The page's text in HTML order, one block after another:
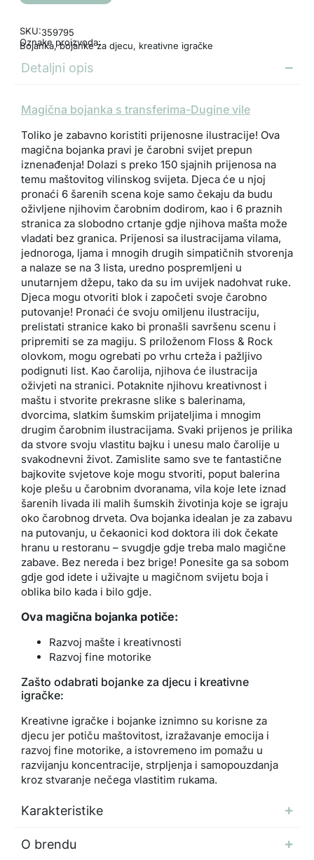
SKU:359795
Oznake proizvoda:
Bojanka,bojanke za djecu, kreativne igračke
Detaljni opis
Magična bojanka s transferima-Dugine vile
Toliko je zabavno koristiti prijenosne ilustracije! Ova
magična bojanka pravi je čarobni svijet prepun
iznenađenja! Dolazi s preko 150 sjajnih prijenosa na
temu maštovitog vilinskog svijeta. Djeca će u njoj
pronaći 6 šarenih scena koje samo čekaju da budu
oživljene njihovim čarobnim dodirom, kao i 6 praznih
stranica za slobodno crtanje gdje njihova mašta može
vladati bez granica. Prijenosi sa ilustracijama vilama,
jednoroga, ljama i mnogih drugih simpatičnih stvorenja
a nalaze se na 3 lista, uredno pospremljeni u
unutarnjem džepu, tako da su im uvijek nadohvat ruke.
Djeca mogu otvoriti blok i započeti svoje čarobno
putovanje! Pronaći će svoju omiljenu ilustraciju,
prelistati stranice kako bi pronašli savršenu scenu i
pripremiti se za magiju. S priloženom Floss & Rock
olovkom, mogu ogrebati po vrhu crteža i pažljivo
podignuti list. Kao čarolija, njihova će ilustracija
oživjeti na stranici. Potaknite njihovu kreativnost i
maštu i stvorite prekrasne slike s balerinama,
dvorcima, slatkim šumskim prijateljima i mnogim
drugim čarobnim ilustracijama. Svaki prijenos je prilika
da stvore svoju vlastitu bajku i unesu malo čarolije u
svakodnevni život. Zamislite samo sve te fantastične
bajkovite svjetove koje mogu stvoriti, poput balerina
koje plešu u čarobnim dvoranama, vila koje lete iznad
šarenih livada ili malih šumskih životinja koje se igraju
oko čarobnog drveta. Ova bojanka idealan je za zabavu
na putovanju, u čekaonici kod doktora ili dok čekate
hranu u restoranu – svugdje gdje treba malo magične
zabave. Bez nereda i bez brige! Ponesite ga sa sobom
gdje god idete i uživajte u magičnom svijetu boja i
oblika bilo kada i bilo gdje.
Ova magična bojanka potiče:
Razvoj mašte i kreativnosti
Razvoj fine motorike
Zašto odabrati bojanke za djecu i kreativne
igračke:
Kreativne igračke i bojanke iznimno su korisne za
djecu jer potiču maštovitost, izražavanje emocija i
razvoj fine motorike, a istovremeno im pomažu u
razvijanju koncentracije, strpljenja i samopouzdanja
kroz stvaranje nečega vlastitim rukama.
Karakteristike
O brendu